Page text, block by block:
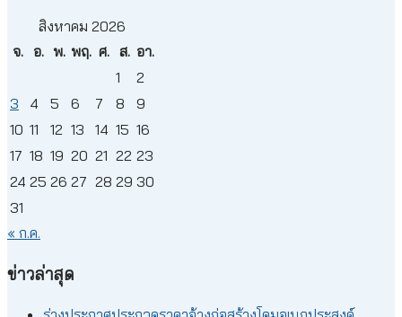
สิงหาคม 2026
จ. อ. พ. พฤ. ศ. ส. อา.
1
2
3
4 5 6 7 8
9
10 11 12 13 14 15 16
17 18 19 20 21 22 23
24 25 26 27 28 29 30
31
« ก.ค.
ข่าวล่าสุด